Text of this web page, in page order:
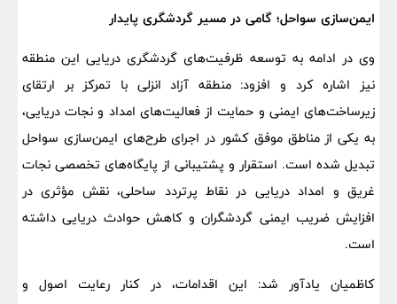
ایمن‌سازی سواحل؛ گامی در مسیر گردشگری پایدار
وی در ادامه به توسعه ظرفیت‌های گردشگری دریایی این منطقه
نیز اشاره کرد و افزود: منطقه آزاد انزلی با تمرکز بر ارتقای
زیرساخت‌های ایمنی و حمایت از فعالیت‌های امداد و نجات دریایی،
به یکی از مناطق موفق کشور در اجرای طرح‌های ایمن‌سازی سواحل
تبدیل شده است. استقرار و پشتیبانی از پایگاه‌های تخصصی نجات‌
غریق و امداد دریایی در نقاط پرتردد ساحلی، نقش مؤثری در
افزایش ضریب ایمنی گردشگران و کاهش حوادث دریایی داشته
است.
کاظمیان یادآور شد: این اقدامات، در کنار رعایت اصول و